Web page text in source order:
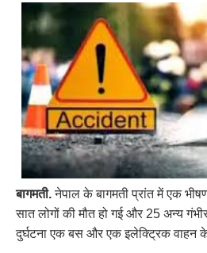
बागमती.नेपाल के बागमती प्रांत में एक
सात लोगों की मौत हो गई और 25 अन्य
दुर्घटना एक बस और एक इलेक्ट्रिक वाहन